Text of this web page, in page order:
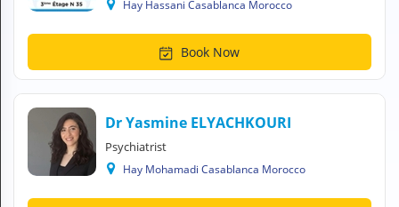
Laboratory
M
Hay Hassani Casablanca Morocco
Book Now
Dr Yasmine ELYACHKOURI
Psychiatrist
Hay Mohamadi Casablanca Morocco